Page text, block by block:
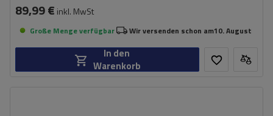
89,99 € inkl. MwSt
Große Menge verfügbar Wir versenden schon am10. August
In den
Warenkorb